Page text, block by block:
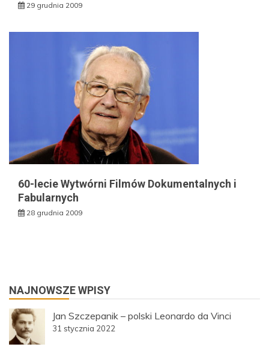
29 grudnia 2009
60-lecie Wytwórni Filmów Dokumentalnych i
Fabularnych
28 grudnia 2009
NAJNOWSZE WPISY
Jan Szczepanik – polski Leonardo da Vinci
31 stycznia 2022